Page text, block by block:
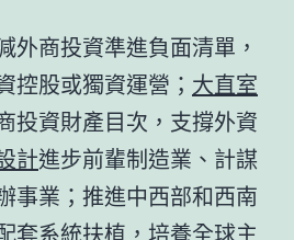
商投資準進負面清單，
控股或獨資運營； 大直室
投資財產目次，支撐外資
計進步前輩制造業、計謀
事業；推進中西部和西南
套系統扶植，培養全球主